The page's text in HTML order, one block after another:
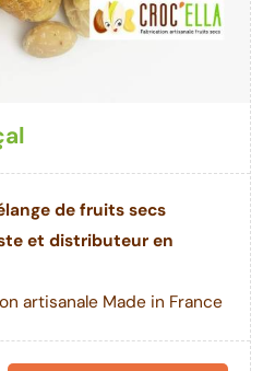
de fruits secs
et distributeur en
artisanale Made in France